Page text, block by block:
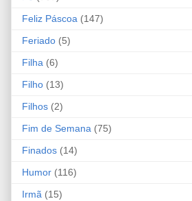
Feliz Páscoa (147)
Feriado (5)
Filha (6)
Filho (13)
Filhos (2)
Fim de Semana (75)
Finados (14)
Humor (116)
Irmã (15)